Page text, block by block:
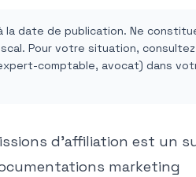
la date de publication. Ne
Pour votre situation,
comptable, avocat) dans
d'affiliation est un
marketing